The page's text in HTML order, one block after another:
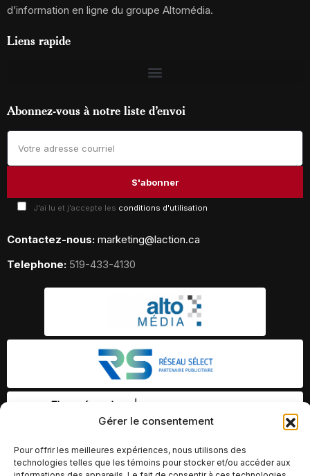
Gérer le consentement
Pour offrir les meilleures expériences, nous utilisons des
technologies telles que les témoins pour stocker et/ou accéder aux
d’information en ligne du groupe Altomédia.
Liens rapide
Abonnez-vous à notre liste d’envoi
J'ai lu et j'accepte les conditions d'utilisation
Contactez-nous: marketing@laction.ca
Telephone: 519-433-4130